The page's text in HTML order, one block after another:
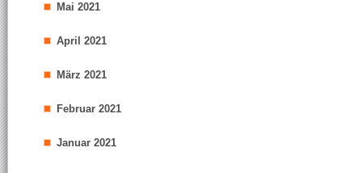
Mai 2021
April 2021
März 2021
Februar 2021
Januar 2021